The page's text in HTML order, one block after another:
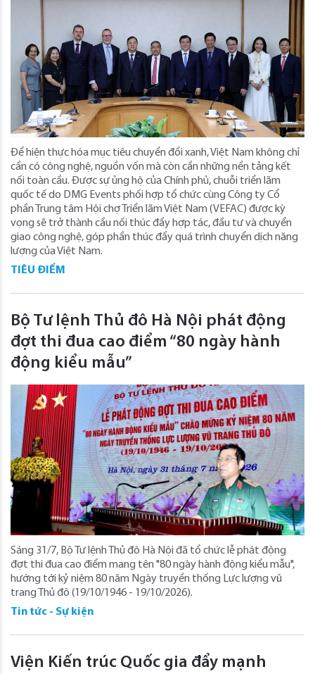
Để hiện thực hóa mục tiêu chuyển đổi xanh, Việt Nam không chỉ
cần có công nghệ, nguồn vốn mà còn cần những nền tảng kết
nối toàn cầu. Được sự ủng hộ của Chính phủ, chuỗi triển lãm
quốc tế do DMG Events phối hợp tổ chức cùng Công ty Cổ
phần Trung tâm Hội chợ Triển lãm Việt Nam (VEFAC) được kỳ
vọng sẽ trở thành cầu nối thúc đẩy hợp tác, đầu tư và chuyển
giao công nghệ, góp phần thúc đẩy quá trình chuyển dịch năng
lượng của Việt Nam.
TIÊU ĐIỂM
Bộ Tư lệnh Thủ đô Hà Nội phát động
đợt thi đua cao điểm “80 ngày hành
động kiểu mẫu”
Sáng 31/7, Bộ Tư lệnh Thủ đô Hà Nội đã tổ chức lễ phát động
đợt thi đua cao điểm mang tên "80 ngày hành động kiểu mẫu",
hướng tới kỷ niệm 80 năm Ngày truyền thống Lực lượng vũ
trang Thủ đô (19/10/1946 - 19/10/2026).
Tin tức - Sự kiện
Viện Kiến trúc Quốc gia đẩy mạnh